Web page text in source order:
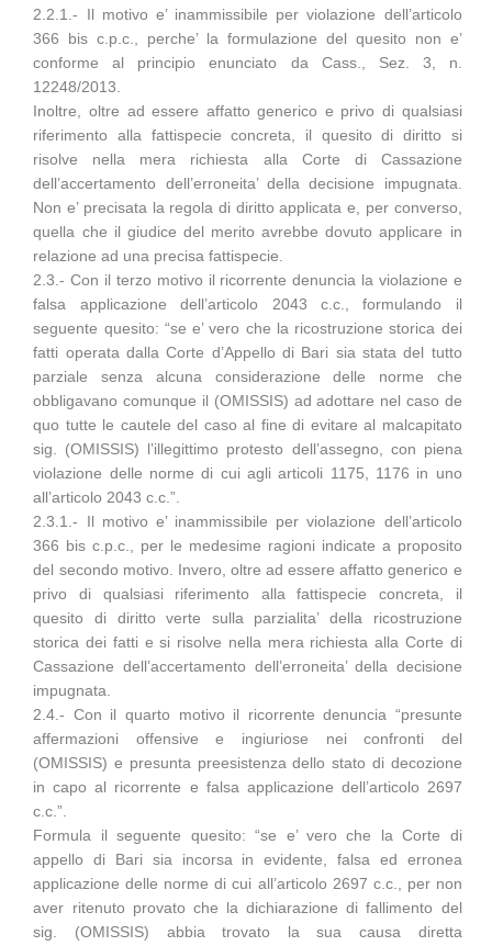
2.2.1.- Il motivo e’ inammissibile per violazione dell’articolo
366 bis c.p.c., perche’ la formulazione del quesito non e’
conforme al principio enunciato da Cass., Sez. 3, n.
12248/2013.
Inoltre, oltre ad essere affatto generico e privo di qualsiasi
riferimento alla fattispecie concreta, il quesito di diritto si
risolve nella mera richiesta alla Corte di Cassazione
dell’accertamento dell’erroneita’ della decisione impugnata.
Non e’ precisata la regola di diritto applicata e, per converso,
quella che il giudice del merito avrebbe dovuto applicare in
relazione ad una precisa fattispecie.
2.3.- Con il terzo motivo il ricorrente denuncia la violazione e
falsa applicazione dell’articolo 2043 c.c., formulando il
seguente quesito: “se e’ vero che la ricostruzione storica dei
fatti operata dalla Corte d’Appello di Bari sia stata del tutto
parziale senza alcuna considerazione delle norme che
obbligavano comunque il (OMISSIS) ad adottare nel caso de
quo tutte le cautele del caso al fine di evitare al malcapitato
sig. (OMISSIS) l’illegittimo protesto dell’assegno, con piena
violazione delle norme di cui agli articoli 1175, 1176 in uno
all’articolo 2043 c.c.”.
2.3.1.- Il motivo e’ inammissibile per violazione dell’articolo
366 bis c.p.c., per le medesime ragioni indicate a proposito
del secondo motivo. Invero, oltre ad essere affatto generico e
privo di qualsiasi riferimento alla fattispecie concreta, il
quesito di diritto verte sulla parzialita’ della ricostruzione
storica dei fatti e si risolve nella mera richiesta alla Corte di
Cassazione dell’accertamento dell’erroneita’ della decisione
impugnata.
2.4.- Con il quarto motivo il ricorrente denuncia “presunte
affermazioni offensive e ingiuriose nei confronti del
(OMISSIS) e presunta preesistenza dello stato di decozione
in capo al ricorrente e falsa applicazione dell’articolo 2697
c.c.”.
Formula il seguente quesito: “se e’ vero che la Corte di
appello di Bari sia incorsa in evidente, falsa ed erronea
applicazione delle norme di cui all’articolo 2697 c.c., per non
aver ritenuto provato che la dichiarazione di fallimento del
sig. (OMISSIS) abbia trovato la sua causa diretta